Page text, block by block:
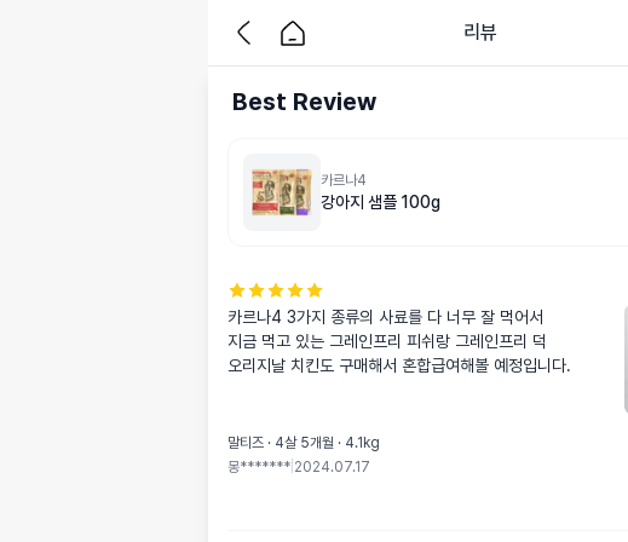
리뷰
Best Review
카르나4
강아지 샘플 100g
카르나4 3가지 종류의 사료를 다 너무 잘 먹어서
지금 먹고 있는 그레인프리 피쉬랑 그레인프리 덕
오리지날 치킨도 구매해서 혼합급여해볼 예정입니다.
말티즈 · 4살 5개월 · 4.1kg
몽******* 2024.07.17